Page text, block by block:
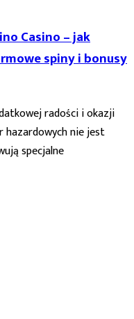
Casino – jak
spiny i bonusy
radości i okazji
hazardowych nie jest
specjalne